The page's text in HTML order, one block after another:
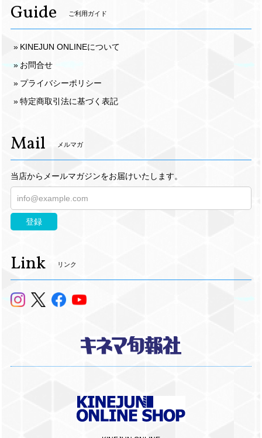
Guide ご利用ガイド
KINEJUN ONLINEについて
お問合せ
プライバシーポリシー
特定商取引法に基づく表記
Mail メルマガ
当店からメールマガジンをお届けいたします。
登録
Link リンク